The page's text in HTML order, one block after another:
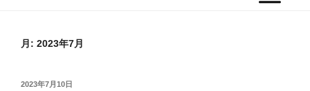
月: 2023年7月
投
2023年7月10日